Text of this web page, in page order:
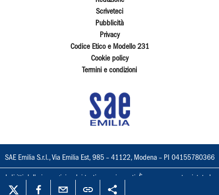
Scriveteci
Pubblicità
Privacy
Codice Etico e Modello 231
Cookie policy
Termini e condizioni
SAE Emilia S.r.l., Via Emilia Est, 985 – 41122, Modena – PI 04155780366
I diritti delle immagini e dei testi sono riservati. È espressamente vietata la
loro riproduzione con qualsiasi mezzo e l'adattamento totale o parziale.